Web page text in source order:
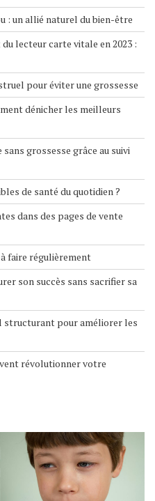
: un allié naturel du bien-être
lecteur carte vitale en 2023 :
pour éviter une grossesse
dénicher les meilleurs
grossesse grâce au suivi
de santé du quotidien ?
dans des pages de vente
faire régulièrement
son succès sans sacrifier sa
structurant pour améliorer les
révolutionner votre